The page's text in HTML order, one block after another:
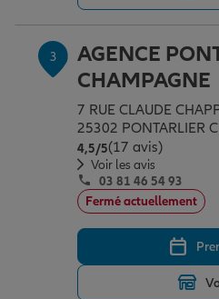
Garantie des accidents de
Assurance scolaire
Protection juridique
Retraite
3
AGENCE
CHAMPAGNE
7 RUE CLAUDE
25302 PONTARLIER
4,5/5Note de 4.5 sur 5
(17 avis)
Voir les avis
03 81 46 54 93
Fermé actuellement